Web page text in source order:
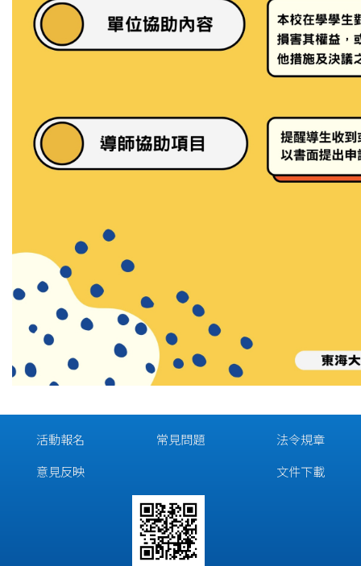
活動報名
意見反映
常見問題 法令規章
文件下載